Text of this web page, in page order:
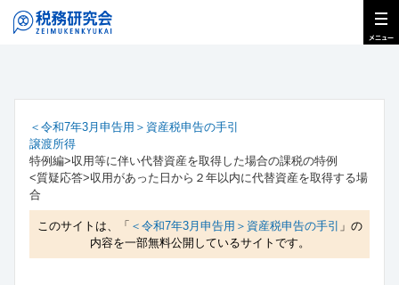
＜令和7年3月申告用＞資産税申告の手引
譲渡所得
特例編>収用等に伴い代替資産を取得した場合の課税の特例
<質疑応答>収用があった日から２年以内に代替資産を取得する場
合
このサイトは、「 ＜令和7年3月申告用＞資産税申告の手引
」の
内容を一部無料公開しているサイトです。